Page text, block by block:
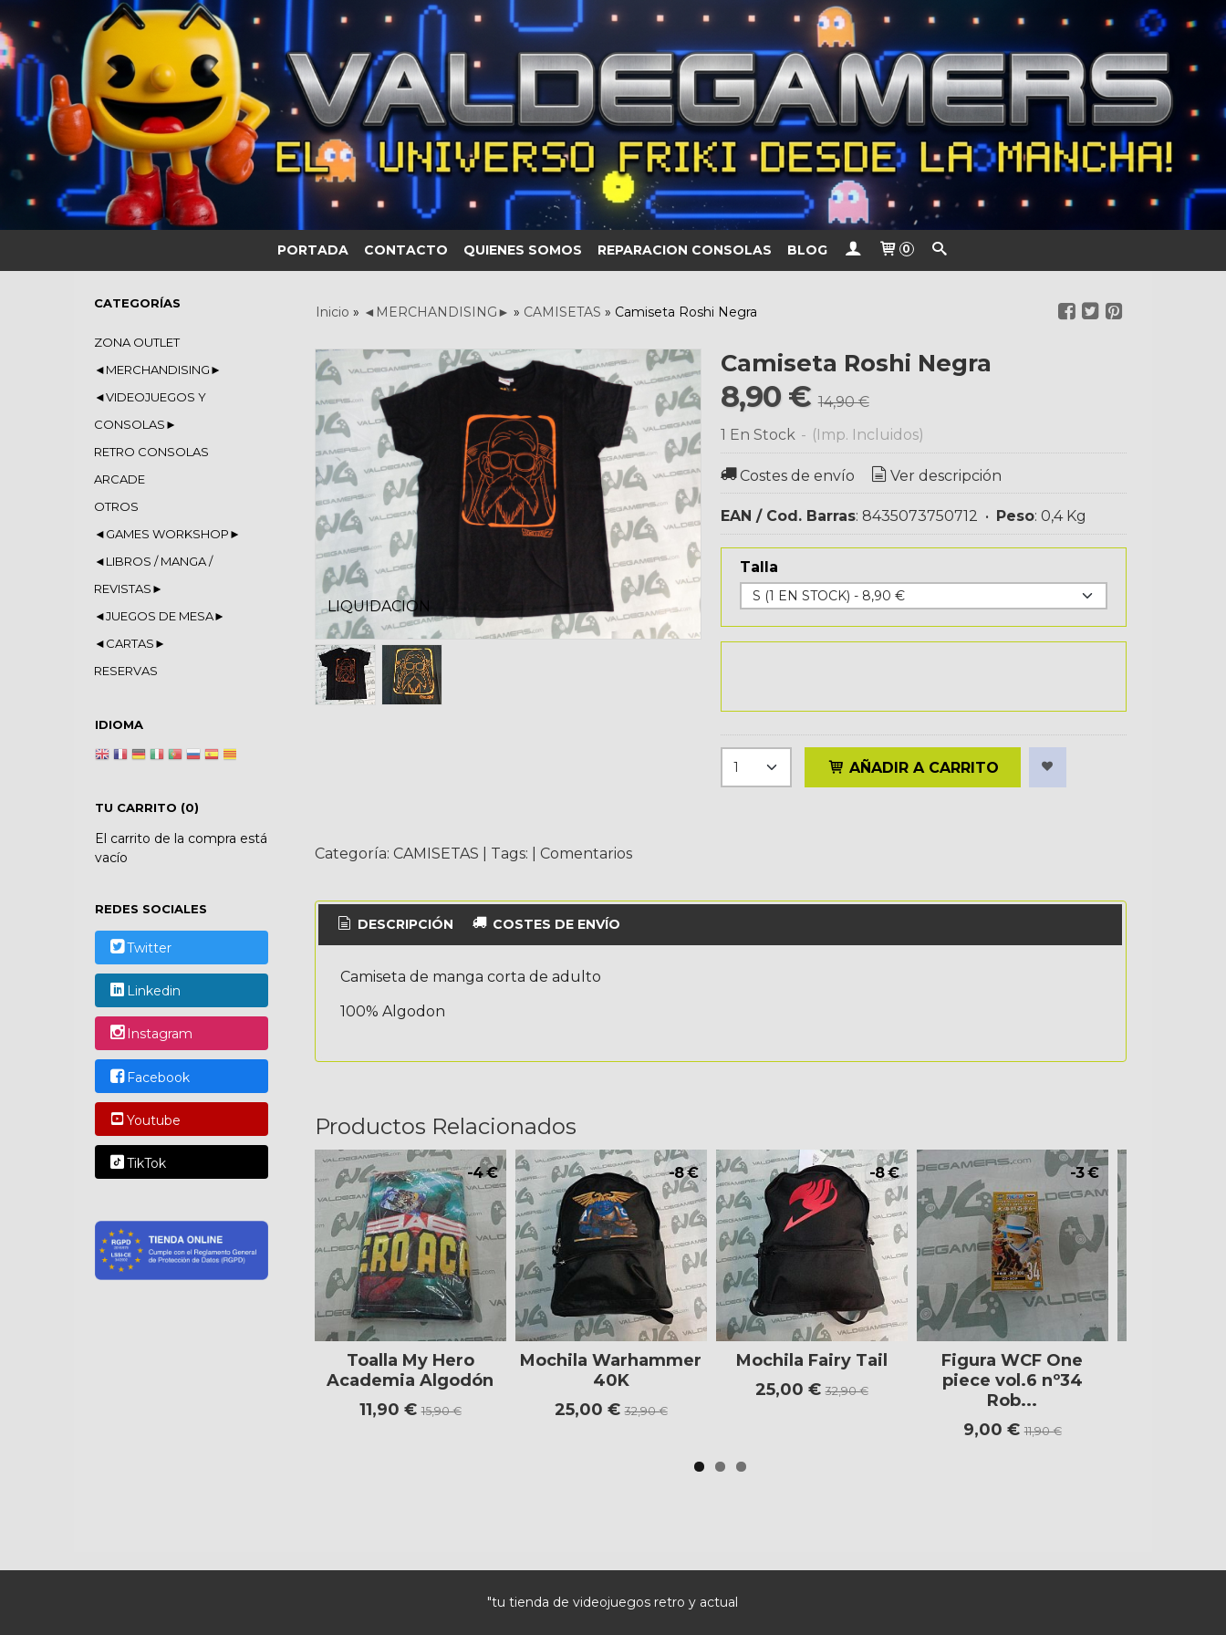
PORTADA CONTACTO QUIENES SOMOS REPARACION CONSOLAS BLOG 0
CATEGORÍAS
ZONA OUTLET
◄MERCHANDISING►
◄VIDEOJUEGOS Y
CONSOLAS►
RETRO CONSOLAS
ARCADE
OTROS
◄GAMES WORKSHOP►
◄LIBROS / MANGA /
REVISTAS►
◄JUEGOS DE MESA►
◄CARTAS►
RESERVAS
IDIOMA
TU CARRITO (0)
El carrito de la compra está
vacío
REDES SOCIALES
Twitter
Linkedin
Instagram
Facebook
Youtube
TikTok
Inicio » ◄MERCHANDISING► » CAMISETAS » Camiseta Roshi Negra
LIQUIDACION
Camiseta Roshi Negra
8,90 € 14,90 €
1 En Stock - (Imp. Incluidos)
Costes de envío Ver descripción
EAN / Cod. Barras: 8435073750712 • Peso: 0,4 Kg
Talla
AÑADIR A CARRITO
Categoría: CAMISETAS Tags: Comentarios
DESCRIPCIÓN COSTES DE ENVÍO
Camiseta de manga corta de adulto
100% Algodon
Productos Relacionados
-4 €
Toalla My Hero
Academia Algodón
11,90 €15,90 €
-8 €
Mochila Warhammer
40K
25,00 €32,90 €
-8 €
Mochila Fairy Tail
25,00 €32,90 €
-3 €
Figura WCF One
piece vol.6 nº34
Rob...
9,00 €11,90 €
"tu tienda de videojuegos retro y actual